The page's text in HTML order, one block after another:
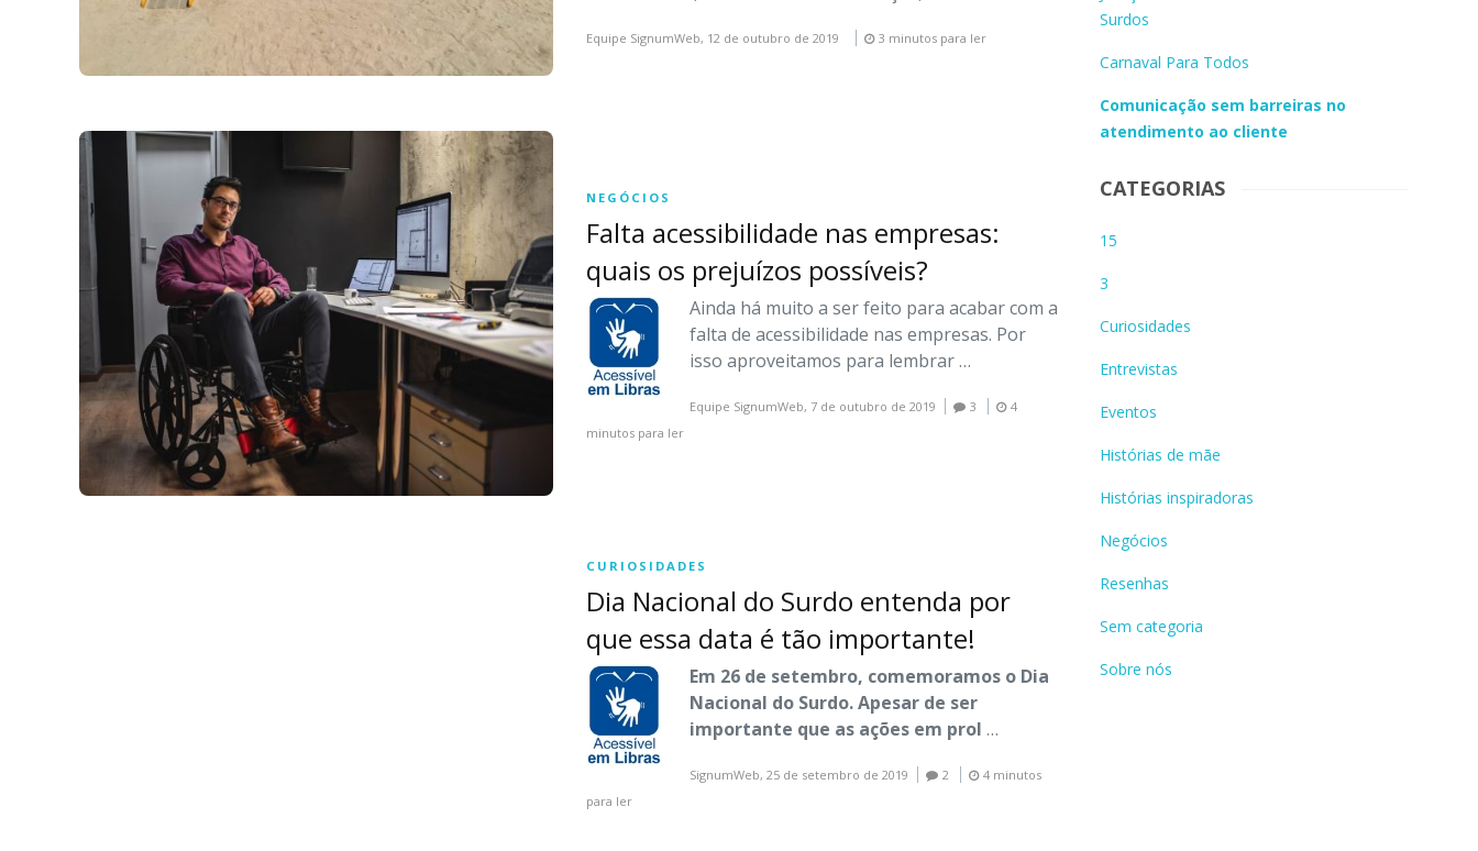
Equipe SignumWeb, 12 de outubro de 2019 3 minutos para ler
NEGÓCIOS
Falta acessibilidade nas empresas:
quais os prejuízos possíveis?
Ainda há muito a ser feito para acabar com a
falta de acessibilidade nas empresas. Por
isso aproveitamos para lembrar …
Equipe SignumWeb, 7 de outubro de 2019 3
4
minutos para ler
CURIOSIDADES
Dia Nacional do Surdo entenda por
que essa data é tão importante!
Em 26 de setembro, comemoramos o Dia
Nacional do Surdo. Apesar de ser
importante que as ações em prol…
SignumWeb,25 de setembro de 2019 2
4 minutos
para ler
Surdos
Carnaval Para Todos
Comunicação sem barreiras no
atendimento ao cliente
CATEGORIAS
15
3
Curiosidades
Entrevistas
Eventos
Histórias de mãe
Histórias inspiradoras
Negócios
Resenhas
Sem categoria
Sobre nós